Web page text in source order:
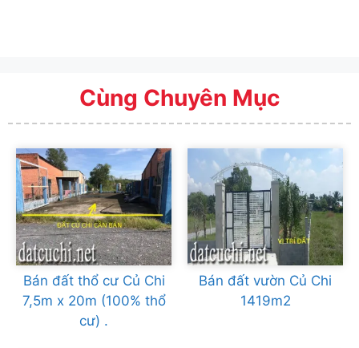
Cùng Chuyên Mục
Bán đất thổ cư Củ Chi
7,5m x 20m (100% thổ
cư) .
Bán đất vườn Củ Chi
1419m2